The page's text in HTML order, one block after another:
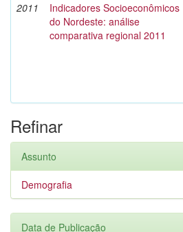
2011
Indicadores Socioeconômicos
do Nordeste: análise
comparativa regional 2011
Refinar
Assunto
Demografia
Data de Publicação